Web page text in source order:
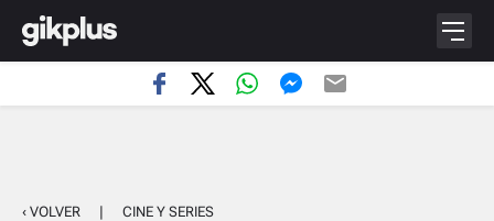
‹ VOLVER | CINE Y SERIES